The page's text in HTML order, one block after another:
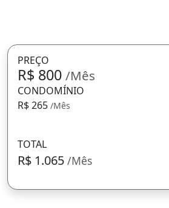
PREÇO
R$ 800 /Mês
CONDOMÍNIO
R$ 265 /Mês
TOTAL
R$ 1.065 /Mês